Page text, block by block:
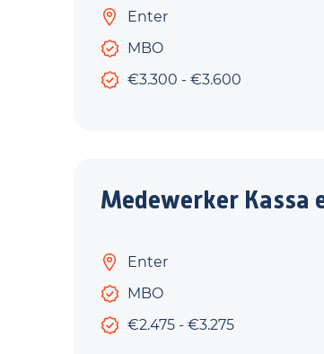
Enter
MBO
€3.300 - €3.600
Medewerker Kassa
Enter
MBO
€2.475 - €3.275